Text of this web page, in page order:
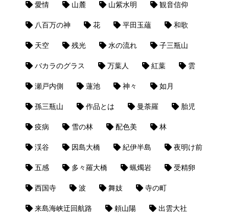
愛情 山麓 山紫水明 観音信仰
八百万の神 花 平田玉蘊 和歌
天空 残光 水の流れ 子三瓶山
バカラのグラス 万葉人 紅葉 雲
瀬戸内側 蓮池 神々 如月
孫三瓶山 作品とは 曼荼羅 胎児
疫病 雪の林 配色美 林
渓谷 因島大橋 紀伊半島 夜明け前
五感 多々羅大橋 蝋燭岩 受精卵
西国寺 波 舞妓 寺の町
来島海峡迂回航路 頼山陽 出雲大社